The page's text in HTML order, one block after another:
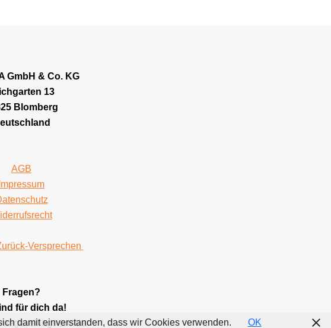
GmbH & Co. KG
13
Blomberg
AGB
Impressum
Versprechen
Fragen?
für dich da!
damit einverstanden, dass wir Cookies verwenden. OK